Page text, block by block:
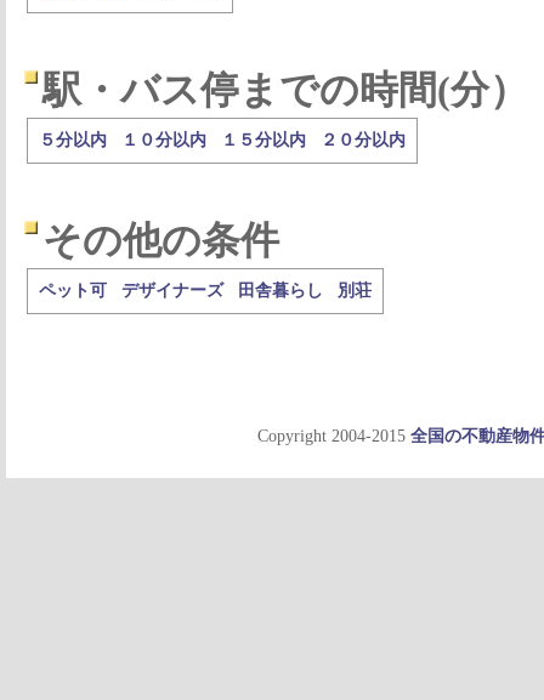
駅・バス停までの時間(分）
５分以内 １０分以内 １５分以内 ２０分以内
その他の条件
ペット可 デザイナーズ 田舎暮らし 別荘
Copyright 2004-2015 全国の不動産物